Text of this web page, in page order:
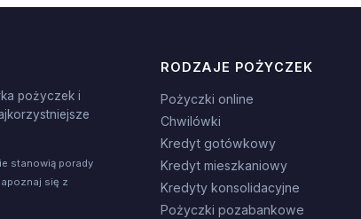
pożyczek i
stanowią porady
się z
RODZAJE POŻYCZEK
Pożyczki online
Chwilówki
Kredyt gotówkowy
Kredyt mieszkaniowy
Kredyty konsolidacyjne
Pożyczki pozabankowe